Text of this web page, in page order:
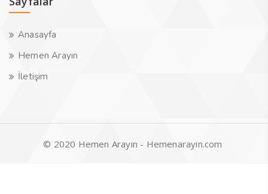
Anasayfa
Hemen Arayın
İletişim
© 2020 Hemen Arayın - Hemenarayin.com